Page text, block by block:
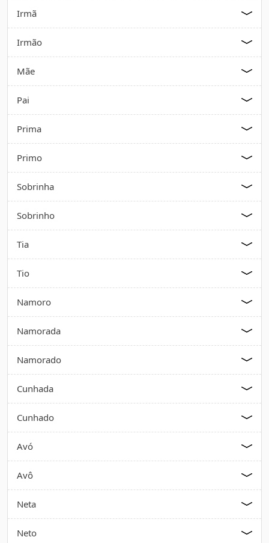
Irmã
Irmão
Mãe
Pai
Prima
Primo
Sobrinha
Sobrinho
Tia
Tio
Namoro
Namorada
Namorado
Cunhada
Cunhado
Avó
Avô
Neta
Neto